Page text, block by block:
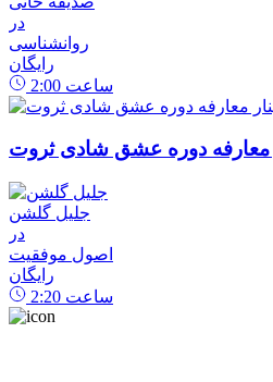
در
روانشناسی
رایگان
2:00 ساعت
معارفه دوره عشق شادی ثروت
جلیل گلشن
در
اصول موفقیت
رایگان
2:20 ساعت